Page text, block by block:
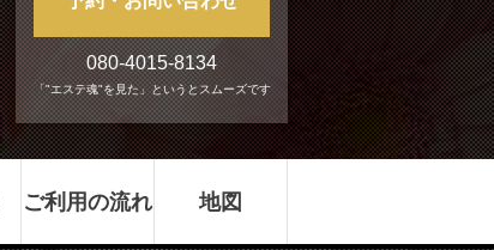
080-4015-8134
「"エステ魂"を見た」というとスムーズです
ご利用の流れ 地図